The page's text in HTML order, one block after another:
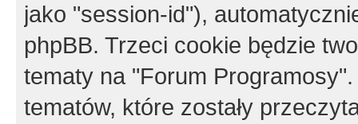
jako "session-id"),
phpBB. Trzeci cookie będzie
tematy na "Forum
tematów, które zostały